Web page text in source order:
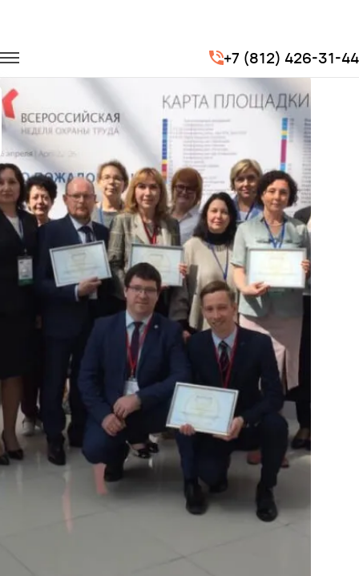
+7 (812) 426-31-44
Транспорт на мероприятия
Всероссийская неделя охраны труда 2019 г. Сочи